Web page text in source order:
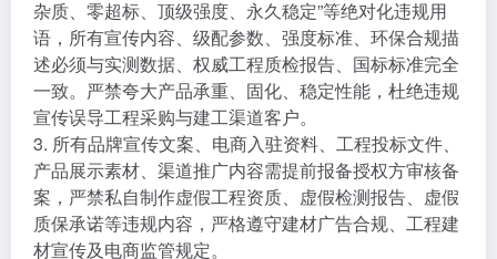
杂质、零超标、顶级强度、永久稳定”等绝对化违规用
语，所有宣传内容、级配参数、强度标准、环保合规描
述必须与实测数据、权威工程质检报告、国标标准完全
一致。严禁夸大产品承重、固化、稳定性能，杜绝违规
宣传误导工程采购与建工渠道客户。
3. 所有品牌宣传文案、电商入驻资料、工程投标文件、
产品展示素材、渠道推广内容需提前报备授权方审核备
案，严禁私自制作虚假工程资质、虚假检测报告、虚假
质保承诺等违规内容，严格遵守建材广告合规、工程建
材宣传及电商监管规定。